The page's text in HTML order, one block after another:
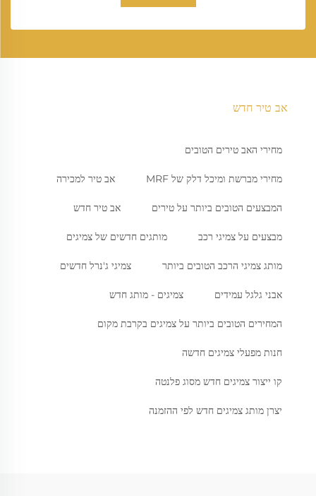
אב טיר חדש
מחירי האב טירים הטובים
מחירי מברשת ומיכל דלק של MRF אב טיר למכירה
המבצעים הטובים ביותר על טירים אב טיר חדש
מבצעים על צמיגי רכב מותגים חדשים של צמיגים
מותג צמיגי הרכב הטובים ביותר צמיגי ג'נרל חדשים
אבני גלגל עמידים צמיגים - מותג חדש
המחירים הטובים ביותר על צמיגים בקרבת מקום
חנות מפעלי צמיגים חדשה
קו ייצור צמיגים חדש מסוג פלנטה
יצרן מותג צמיגים חדש לפי ההזמנה